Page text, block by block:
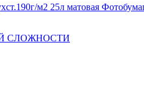
СЛОЖНОСТИ